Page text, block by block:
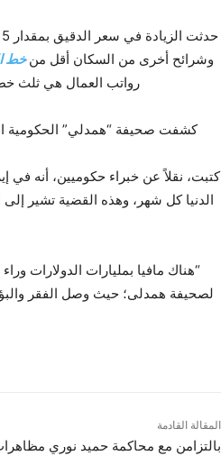
حدثت الزيادة في سعر الدقيق بمقدار 5 أضعاف في إيران في وضع تكون فيه رواتب
وشرائح أخرى من السكان أقل منخط
رواتب العمال هي ثلث
كشفت صحيفة “همدلي” الحكومية الاثنين، 18 أبريل / نيسان، جانبا من أوضاع الانقسام
الدنيا كل شهر، وهذه القضية تشير
“هناك مافيا بمليارات الدولارات
لصحيفة همدلی؛ حيث وصل الفقر
المقالة القادمة
بالتزامن مع محاكمة حميد نوري مظاهرات